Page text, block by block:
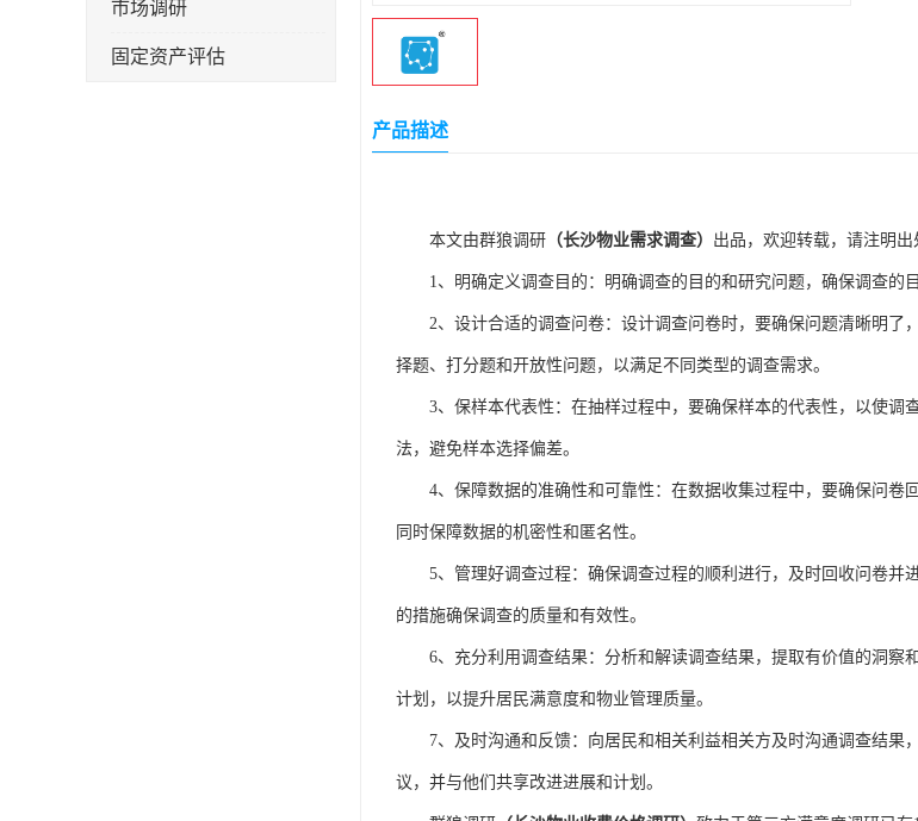
市场调研
固定资产评估
产品描述
本文由群狼调研 （长沙物业需求调查） 出品，欢迎转载，请注明出
1、 明确定义调查目的：明确调查的目的和研究问题，确保调查的
2、 设计合适的调查问卷：设计调查问卷时，要确保问题清晰明
择题、打分题和开放性问题，以满足不同类型的调查需求。
3、 保样本代表性：在抽样过程中，要确保样本的代表性，以使调
法，避免样本选择偏差。
4、 保障数据的准确性和可靠性：在数据收集过程中，要确保问卷
同时保障数据的机密性和匿名性。
5、 管理好调查过程：确保调查过程的顺利进行，及时回收问卷并
的措施确保调查的质量和有效性。
6、 充分利用调查结果：分析和解读调查结果，提取有价值的洞
计划，以提升居民满意度和物业管理质量。
7、 及时沟通和反馈：向居民和相关利益相关方及时沟通调查结
议，并与他们共享改进进展和计划。